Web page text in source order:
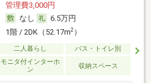
管理費3,000円
なし
6.5万円
1階 / 2DK（52.17m2）
二人暮らし バス・トイレ別
モニタ付インターホ
ン
収納スペース